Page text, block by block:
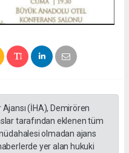
(İHA), Demirören
tarafından eklenen tüm
olmadan ajans
yer alan hukuki